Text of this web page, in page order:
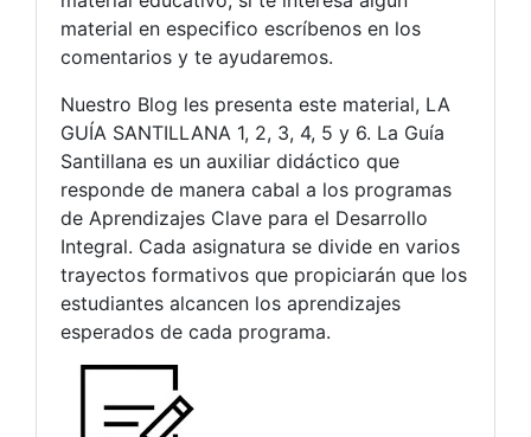
material en especifico escríbenos en los
comentarios y te ayudaremos.
Nuestro Blog les presenta este material, LA
GUÍA SANTILLANA 1, 2, 3, 4, 5 y 6. La Guía
Santillana es un auxiliar didáctico que
responde de manera cabal a los programas
de Aprendizajes Clave para el Desarrollo
Integral. Cada asignatura se divide en varios
trayectos formativos que propiciarán que los
estudiantes alcancen los aprendizajes
esperados de cada programa.